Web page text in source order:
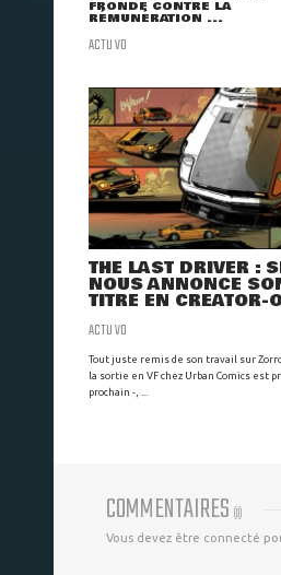
FRONDE CONTRE LA
RÉMUNÉRATION ...
ACTU VO
THE LAST DRIVER :
NOUS ANNONCE
TITRE EN CREATOR-
ACTU VO
Tout juste remis de son travail sur
la sortie en VF chez Urban Comics est
prochain -, ...
COMMENTAIRES (0)
Vous devez être connecté